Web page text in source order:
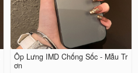
Ốp Lưng IMD Chống Sốc - Mẫu Tr
ơn